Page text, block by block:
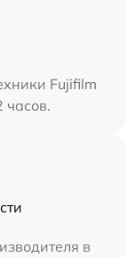
Fujifilm
часов.
в